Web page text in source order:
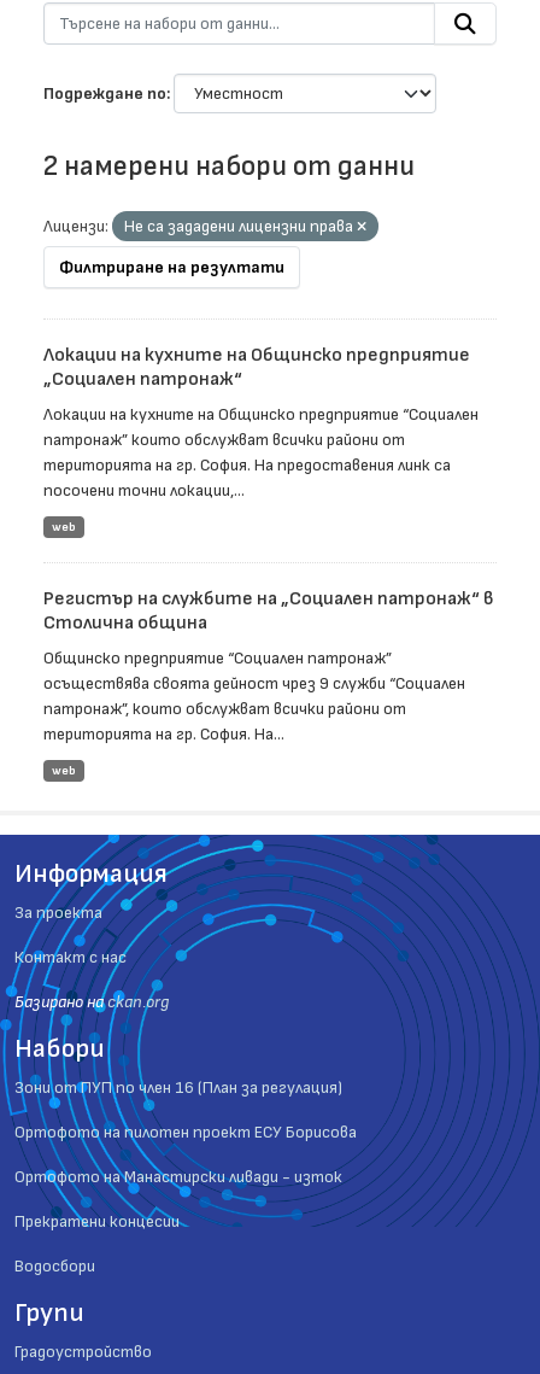
Подреждане по
2 намерени набори от данни
Лицензи:
Не са зададени лицензни права
Филтриране на резултати
Локации на кухните на Общинско предприятие
„Социален патронаж“
Локации на кухните на Общинско предприятие “Социален
патронаж” които обслужват всички райони от
територията на гр. София. На предоставения линк са
посочени точни локации,...
web
Регистър на службите на „Социален патронаж“ в
Столична община
Общинско предприятие “Социален патронаж”
осъществява своята дейност чрез 9 служби “Социален
патронаж”, които обслужват всички райони от
територията на гр. София. На...
web
Информация
За проекта
Контакт с нас
Базиранo наckan.org
Набори
Зони от ПУП по член 16 (План за регулация)
Ортофото на пилотен проект ЕСУ Борисова
Ортофото на Манастирски ливади - изток
Прекратени концесии
Водосбори
Групи
Градоустройство